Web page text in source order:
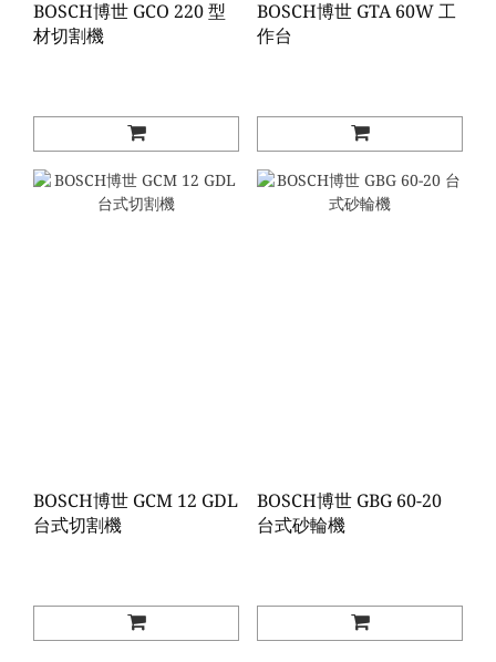
BOSCH博世 GCO 220 型
材切割機
BOSCH博世 GTA 60W 工
作台
BOSCH博世 GCM 12 GDL
台式切割機
BOSCH博世 GBG 60-20
台式砂輪機